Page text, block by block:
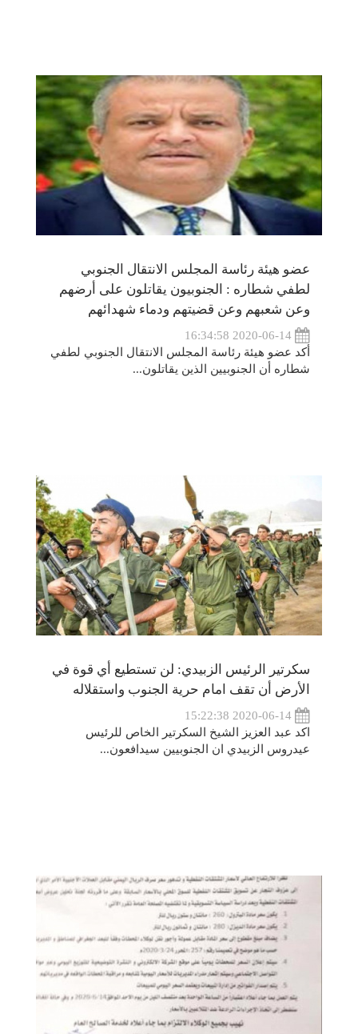
عضو هيئة رئاسة المجلس الانتقال الجنوبي
لطفي شطاره : الجنوبيون يقاتلون على أرضهم
وعن شعبهم وعن قضيتهم ودماء شهدائهم
أكد عضو هيئة رئاسة المجلس الانتقال الجنوبي لطفي
شطاره أن الجنوبيين الذين يقاتلون...
سكرتير الرئيس الزبيدي: لن تستطيع أي قوة في
الأرض أن تقف امام حرية الجنوب واستقلاله
اكد عبد العزيز الشيخ السكرتير الخاص للرئيس
عيدروس الزبيدي ان الجنوبيين سيدافعون...